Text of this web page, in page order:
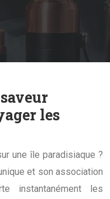
les
une île paradisiaque ?
et son association
instantanément les